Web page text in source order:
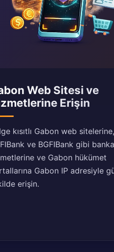
Web Sitesi ve
Erişin
kısıtlı Gabon web sitelerine,
ve BGFIBank gibi
ve Gabon hükümet
Gabon IP adresiyle
erişin.